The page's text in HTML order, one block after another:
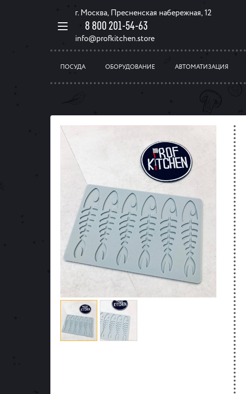
г. Москва, Пресненская набережная, 12
8 800 201-54-63
info@profkitchen.store
ПОСУДА ОБОРУДОВАНИЕ АВТОМАТИЗАЦИЯ